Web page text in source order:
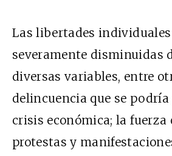
Las libertades
severamente disminuidas
diversas variables, entre
delincuencia que se
crisis económica; la fuerza
protestas y